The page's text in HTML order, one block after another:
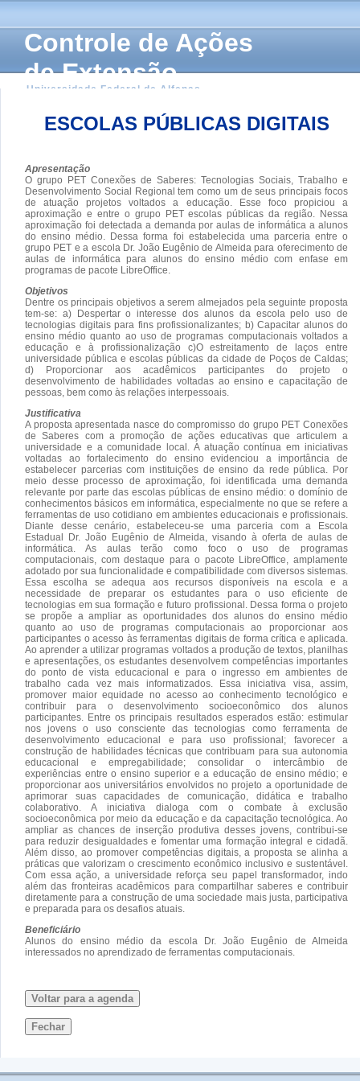
Controle de Ações
de Extensão
Universidade Federal de Alfenas
ESCOLAS PÚBLICAS DIGITAIS
Apresentação
O grupo PET Conexões de Saberes: Tecnologias Sociais, Trabalho e
Desenvolvimento Social Regional tem como um de seus principais focos
de atuação projetos voltados a educação. Esse foco propiciou a
aproximação e entre o grupo PET escolas públicas da região. Nessa
aproximação foi detectada a demanda por aulas de informática a alunos
do ensino médio. Dessa forma foi estabelecida uma parceria entre o
grupo PET e a escola Dr. João Eugênio de Almeida para oferecimento de
aulas de informática para alunos do ensino médio com enfase em
programas de pacote LibreOffice.
Objetivos
Dentre os principais objetivos a serem almejados pela seguinte proposta
tem-se: a) Despertar o interesse dos alunos da escola pelo uso de
tecnologias digitais para fins profissionalizantes; b) Capacitar alunos do
ensino médio quanto ao uso de programas computacionais voltados a
educação e à profissionalização c)O estreitamento de laços entre
universidade pública e escolas públicas da cidade de Poços de Caldas;
d) Proporcionar aos acadêmicos participantes do projeto o
desenvolvimento de habilidades voltadas ao ensino e capacitação de
pessoas, bem como às relações interpessoais.
Justificativa
A proposta apresentada nasce do compromisso do grupo PET Conexões
de Saberes com a promoção de ações educativas que articulem a
universidade e a comunidade local. A atuação contínua em iniciativas
voltadas ao fortalecimento do ensino evidenciou a importância de
estabelecer parcerias com instituições de ensino da rede pública. Por
meio desse processo de aproximação, foi identificada uma demanda
relevante por parte das escolas públicas de ensino médio: o domínio de
conhecimentos básicos em informática, especialmente no que se refere a
ferramentas de uso cotidiano em ambientes educacionais e profissionais.
Diante desse cenário, estabeleceu-se uma parceria com a Escola
Estadual Dr. João Eugênio de Almeida, visando à oferta de aulas de
informática. As aulas terão como foco o uso de programas
computacionais, com destaque para o pacote LibreOffice, amplamente
adotado por sua funcionalidade e compatibilidade com diversos sistemas.
Essa escolha se adequa aos recursos disponíveis na escola e a
necessidade de preparar os estudantes para o uso eficiente de
tecnologias em sua formação e futuro profissional. Dessa forma o projeto
se propõe a ampliar as oportunidades dos alunos do ensino médio
quanto ao uso de programas computacionais ao proporcionar aos
participantes o acesso às ferramentas digitais de forma crítica e aplicada.
Ao aprender a utilizar programas voltados a produção de textos, planilhas
e apresentações, os estudantes desenvolvem competências importantes
do ponto de vista educacional e para o ingresso em ambientes de
trabalho cada vez mais informatizados. Essa iniciativa visa, assim,
promover maior equidade no acesso ao conhecimento tecnológico e
contribuir para o desenvolvimento socioeconômico dos alunos
participantes. Entre os principais resultados esperados estão: estimular
nos jovens o uso consciente das tecnologias como ferramenta de
desenvolvimento educacional e para uso profissional; favorecer a
construção de habilidades técnicas que contribuam para sua autonomia
educacional e empregabilidade; consolidar o intercâmbio de
experiências entre o ensino superior e a educação de ensino médio; e
proporcionar aos universitários envolvidos no projeto a oportunidade de
aprimorar suas capacidades de comunicação, didática e trabalho
colaborativo. A iniciativa dialoga com o combate à exclusão
socioeconômica por meio da educação e da capacitação tecnológica. Ao
ampliar as chances de inserção produtiva desses jovens, contribui-se
para reduzir desigualdades e fomentar uma formação integral e cidadã.
Além disso, ao promover competências digitais, a proposta se alinha a
práticas que valorizam o crescimento econômico inclusivo e sustentável.
Com essa ação, a universidade reforça seu papel transformador, indo
além das fronteiras acadêmicos para compartilhar saberes e contribuir
diretamente para a construção de uma sociedade mais justa, participativa
e preparada para os desafios atuais.
Beneficiário
Alunos do ensino médio da escola Dr. João Eugênio de Almeida
interessados no aprendizado de ferramentas computacionais.
Voltar para a agenda
Fechar